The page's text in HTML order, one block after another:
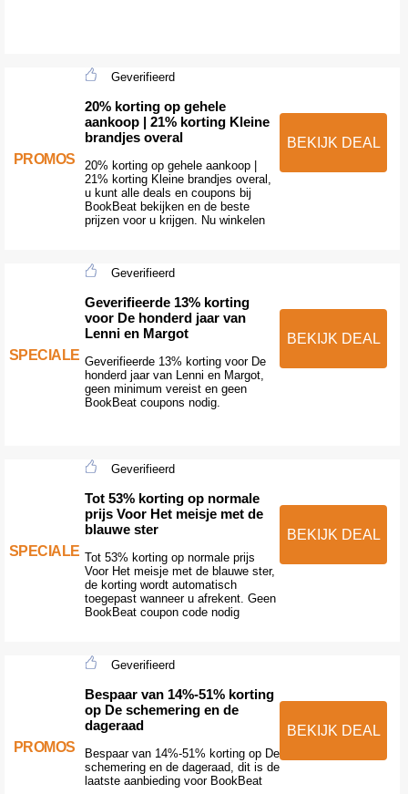
PROMOS
Geverifieerd
20% korting op gehele
aankoop | 21% korting Kleine
brandjes overal
20% korting op gehele aankoop |
21% korting Kleine brandjes overal,
u kunt alle deals en coupons bij
BookBeat bekijken en de beste
prijzen voor u krijgen. Nu winkelen
BEKIJK DEAL
SPECIALE
Geverifieerd
Geverifieerde 13% korting
voor De honderd jaar van
Lenni en Margot
Geverifieerde 13% korting voor De
honderd jaar van Lenni en Margot,
geen minimum vereist en geen
BookBeat coupons nodig.
BEKIJK DEAL
SPECIALE
Geverifieerd
Tot 53% korting op normale
prijs Voor Het meisje met de
blauwe ster
Tot 53% korting op normale prijs
Voor Het meisje met de blauwe ster,
de korting wordt automatisch
toegepast wanneer u afrekent. Geen
BookBeat coupon code nodig
BEKIJK DEAL
PROMOS
Geverifieerd
Bespaar van 14%-51% korting
op De schemering en de
dageraad
Bespaar van 14%-51% korting op De
schemering en de dageraad, dit is de
laatste aanbieding voor BookBeat
BEKIJK DEAL